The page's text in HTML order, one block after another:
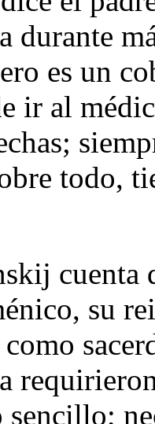
durante
es un
ir al
todo,
cuenta
su